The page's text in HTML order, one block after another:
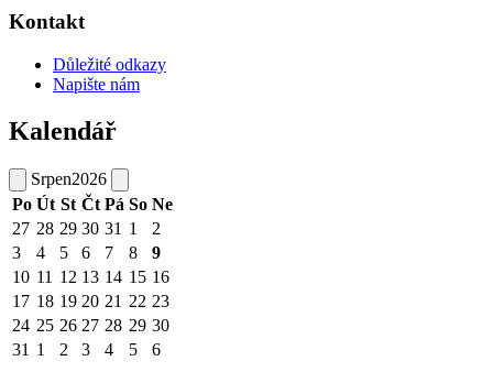
Kontakt
Důležité odkazy
Napište nám
Kalendář
Srpen2026
Po Út St Čt Pá So Ne
27 28 29 30 31 1
2
3
4 5 6 7 8
9
10 11 12 13 14 15 16
17 18 19 20 21 22 23
24 25 26 27 28 29 30
31 1 2 3 4 5 6